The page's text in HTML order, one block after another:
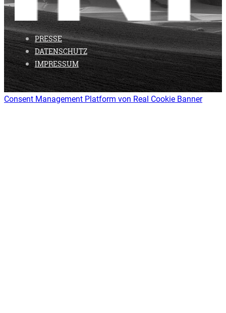
PRESSE
DATENSCHUTZ
IMPRESSUM
Consent Management Platform von Real Cookie Banner